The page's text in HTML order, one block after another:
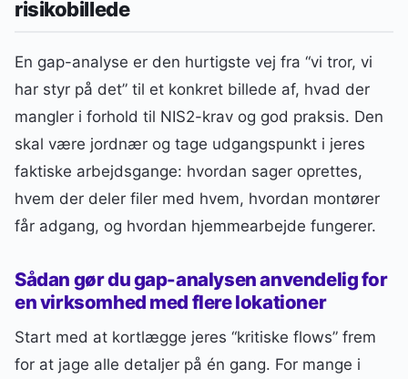
risikobillede
En gap-analyse er den hurtigste vej fra “vi tror, vi
har styr på det” til et konkret billede af, hvad der
mangler i forhold til NIS2-krav og god praksis. Den
skal være jordnær og tage udgangspunkt i jeres
faktiske arbejdsgange: hvordan sager oprettes,
hvem der deler filer med hvem, hvordan montører
får adgang, og hvordan hjemmearbejde fungerer.
Sådan gør du gap-analysen anvendelig for
en virksomhed med flere lokationer
Start med at kortlægge jeres “kritiske flows” frem
for at jage alle detaljer på én gang. For mange i